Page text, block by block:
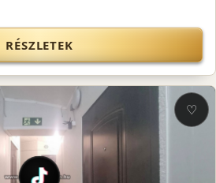
RÉSZLETEK
♡